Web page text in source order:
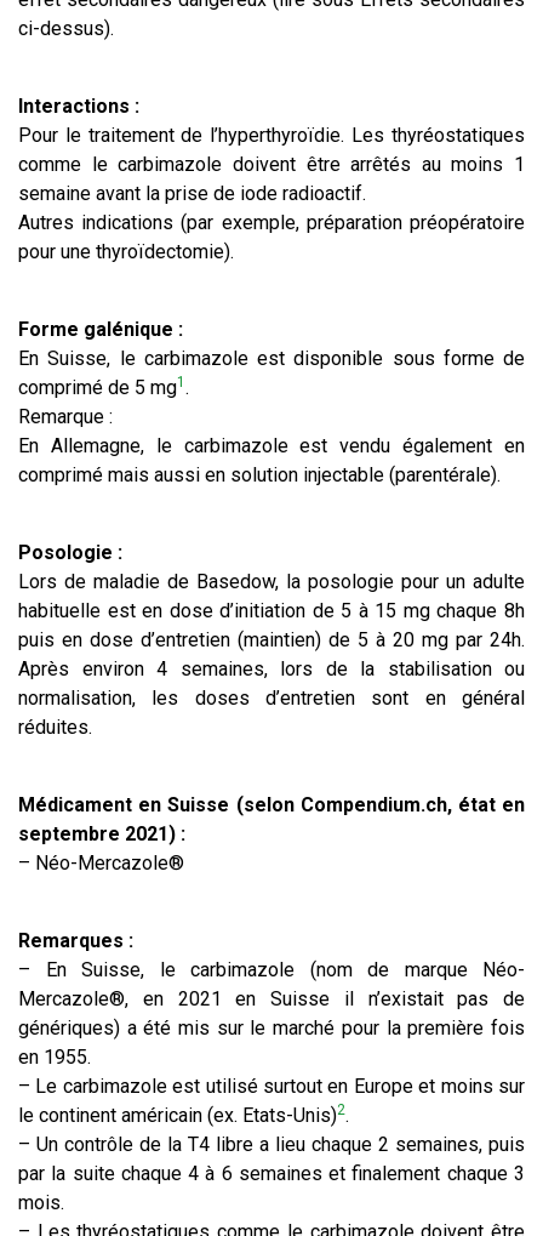
ci-dessus).
Interactions :
Pour le traitement de l’hyperthyroïdie. Les thyréostatiques
comme le carbimazole doivent être arrêtés au moins 1
semaine avant la prise de iode radioactif.
Autres indications (par exemple, préparation préopératoire
pour une thyroïdectomie).
Forme galénique :
En Suisse, le carbimazole est disponible sous forme de
comprimé de 5 mg1 .
Remarque :
En Allemagne, le carbimazole est vendu également en
comprimé mais aussi en solution injectable (parentérale).
Posologie :
Lors de maladie de Basedow, la posologie pour un adulte
habituelle est en dose d’initiation de 5 à 15 mg chaque 8h
puis en dose d’entretien (maintien) de 5 à 20 mg par 24h.
Après environ 4 semaines, lors de la stabilisation ou
normalisation, les doses d’entretien sont en général
réduites.
Médicament en Suisse (selon Compendium.ch, état en
septembre 2021) :
– Néo-Mercazole®
Remarques :
– En Suisse, le carbimazole (nom de marque Néo-
Mercazole®, en 2021 en Suisse il n’existait pas de
génériques) a été mis sur le marché pour la première fois
en 1955.
– Le carbimazole est utilisé surtout en Europe et moins sur
le continent américain (ex. Etats-Unis)2.
– Un contrôle de la T4 libre a lieu chaque 2 semaines, puis
par la suite chaque 4 à 6 semaines et finalement chaque 3
mois.